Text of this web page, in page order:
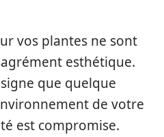
vos plantes ne sont
esthétique.
que quelque
de votre
est compromise.